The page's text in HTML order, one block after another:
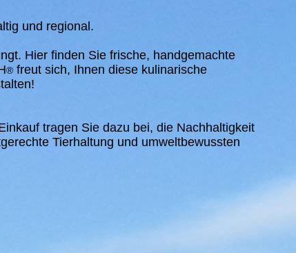
und regional.
Hier finden Sie frische, handgemachte
® freut sich, Ihnen diese kulinarische
tragen Sie dazu bei, die Nachhaltigkeit
Tierhaltung und umweltbewussten